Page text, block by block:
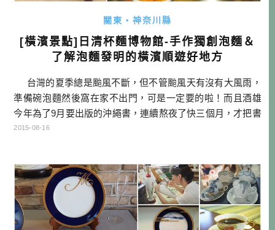
關東・神奈川縣
[橫濱景點]日清杯麵博物館-手作獨創泡麵＆
了解泡麵發明的橫濱順遊好地方
台灣的夏季總是颱風不斷，但不管颱風天有沒有大風雨，
準備碗泡麵然後窩在家不出門，可是一定要的啦！而且酒雄
今年為了9月要出版的沖繩書，連續熬夜了快三個月，才把書
的內容生出來，有時候靈感一來，真的完全不會想要出門，
藤百福」在發 […]…
2015-08-16